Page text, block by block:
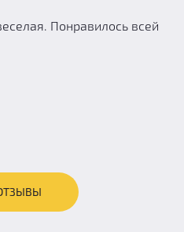
Понравилось всей